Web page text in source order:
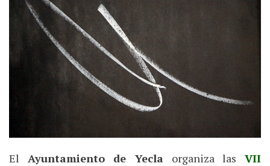
El Ayuntamiento de Yecla organiza lasVII